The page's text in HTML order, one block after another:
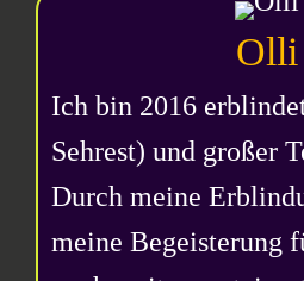
Olli
Ich bin 2016
Sehrest) und großer
Durch meine
meine Begeisterung